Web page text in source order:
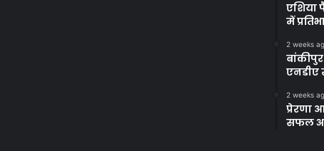
एशिया
में
2 weeks
एनडीए
2 weeks
प्रेरणा
सफल